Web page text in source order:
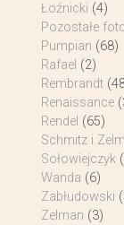
Łoźnicki (4)
Pozostałe
Pumpian (68)
Rafael (2)
Rembrandt
Renaissance
Rendel (65)
Schmitz i
Sołowiejczyk
Wanda (6)
Zabłudowski
Zelman (3)